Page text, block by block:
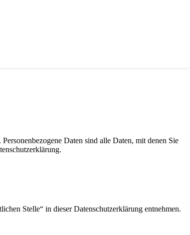
Daten sind alle Daten, mit denen Sie
Stelle“ in dieser Datenschutzerklärung entnehmen.